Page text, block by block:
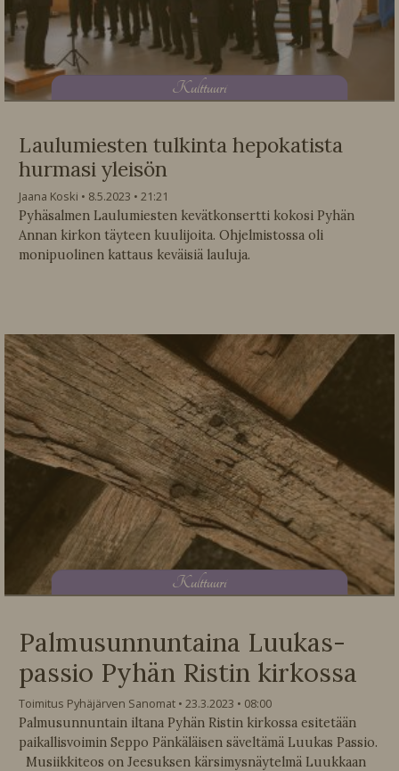
Kulttuuri
Laulumiesten tulkinta hepokatista
hurmasi yleisön
Jaana Koski 8.5.2023
21:21
Pyhäsalmen Laulumiesten kevätkonsertti kokosi Pyhän
Annan kirkon täyteen kuulijoita. Ohjelmistossa oli
monipuolinen kattaus keväisiä lauluja.
Kulttuuri
Palmusunnuntaina Luukas-
passio Pyhän Ristin kirkossa
Toimitus Pyhäjärven Sanomat 23.3.2023
08:00
Palmusunnuntain iltana Pyhän Ristin kirkossa esitetään
paikallisvoimin Seppo Pänkäläisen säveltämä Luukas Passio.
Musiikkiteos on Jeesuksen kärsimysnäytelmä Luukkaan